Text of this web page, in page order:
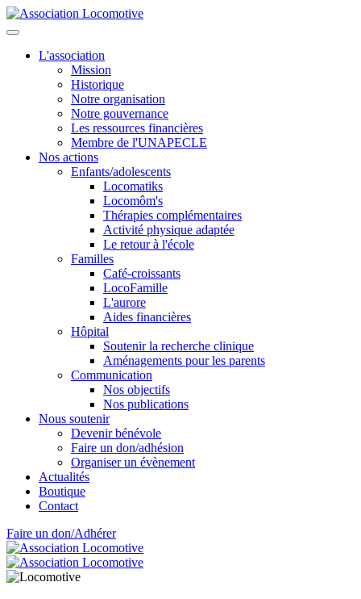
L'association
Mission
Historique
Notre organisation
Notre gouvernance
Les ressources financières
Membre de l'UNAPECLE
Nos actions
Enfants/adolescents
Locomatiks
Locomôm's
Thérapies complémentaires
Activité physique adaptée
Le retour à l'école
Familles
Café-croissants
LocoFamille
L'aurore
Aides financières
Hôpital
Soutenir la recherche clinique
Aménagements pour les parents
Communication
Nos objectifs
Nos publications
Nous soutenir
Devenir bénévole
Faire un don/adhésion
Organiser un évènement
Actualités
Boutique
Contact
Faire un don/Adhérer